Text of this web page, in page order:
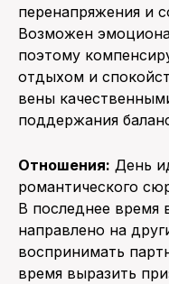
перенапряжения и
Возможен
поэтому
отдыхом и
вены
поддержания
Отношения: День
романтического
В последнее время
направлено на
воспринимать
время выразить